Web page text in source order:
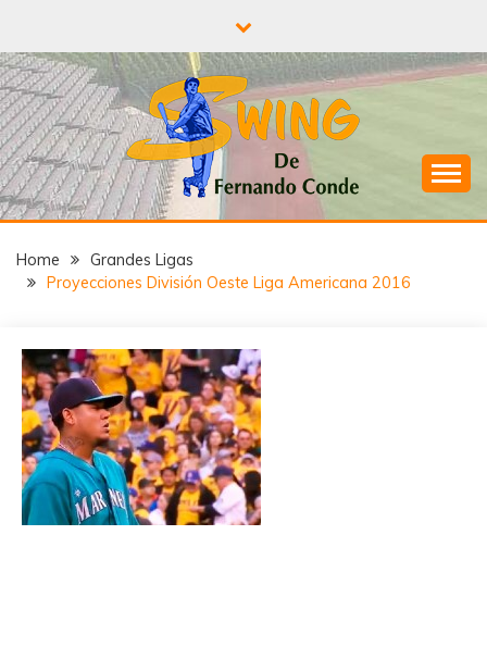
content
SWING DE
FERNANDO
CONDE
¡A todo Swing con el béisbol!
Home
Grandes Ligas
Proyecciones División Oeste Liga Americana 2016